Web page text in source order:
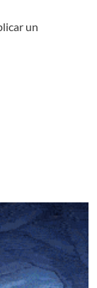
un